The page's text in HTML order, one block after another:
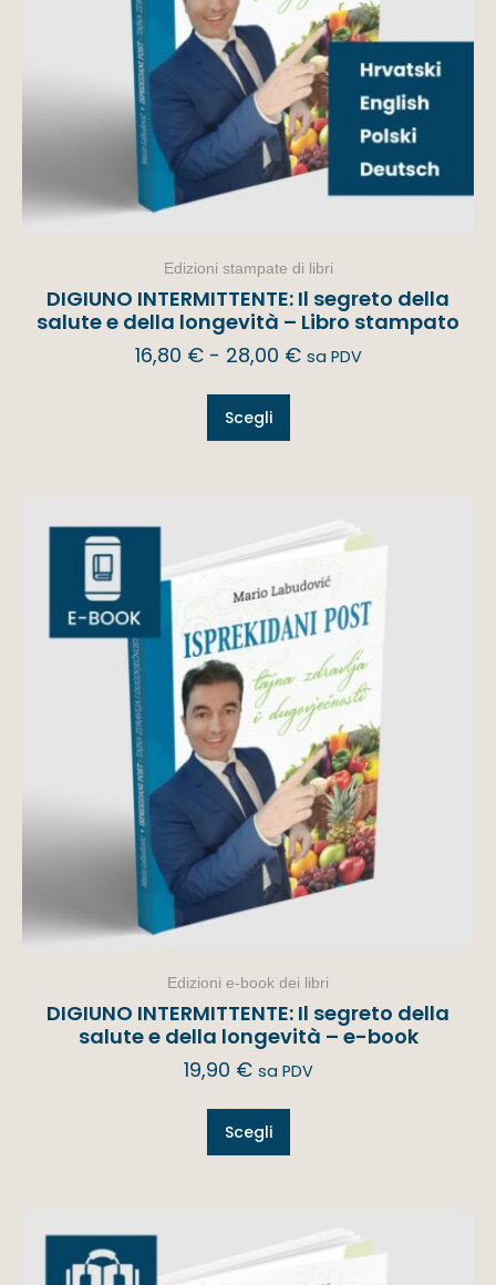
Edizioni stampate di libri
DIGIUNO INTERMITTENTE: Il segreto della
salute e della longevità – Libro stampato
16,80 € - 28,00 € sa PDV
Scegli
Edizioni e-book dei libri
DIGIUNO INTERMITTENTE: Il segreto della
salute e della longevità – e-book
19,90 € sa PDV
Scegli